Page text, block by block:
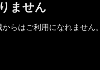
ません
らはご利用になれません。